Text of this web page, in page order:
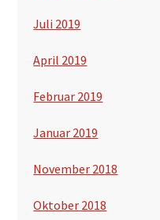
Juli 2019
April 2019
Februar 2019
Januar 2019
November 2018
Oktober 2018